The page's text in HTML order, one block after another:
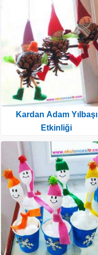
Kardan Adam Yılbaşı
Etkinliği